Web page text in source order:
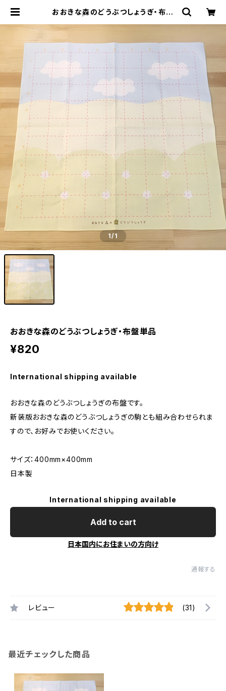
おおきな森のどうぶつしょうぎ・布盤
1/1
おおきな森のどうぶつしょうぎ・布盤単品
¥820
International shipping available
おおきな森のどうぶつしょうぎの布盤です。
新装版おおきな森のどうぶつしょうぎの駒とも組み合わせられま
すので、お好みでお使いください。
サイズ：400mm×400mm
日本製
International shipping available
Add to cart
日本国内にお住まいの方向け
通報する
レビュー (31)
最近チェックした商品